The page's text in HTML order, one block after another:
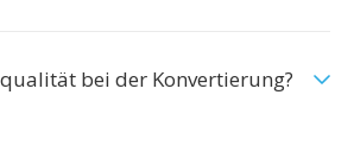
bei der Konvertierung?